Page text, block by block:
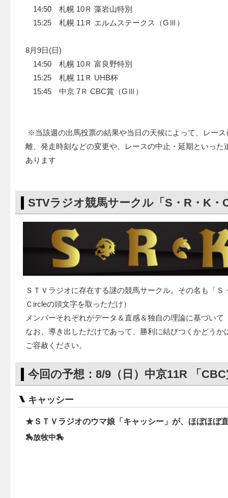
14:50 札幌 10Ｒ 藻岩山特別
15:25 札幌 11Ｒ エルムステークス（GⅢ）
8月9日(日)
14:50 札幌 10Ｒ 富良野特別
15:25 札幌 11Ｒ UHB杯
15:45 中京 7Ｒ CBC賞（GⅢ）
※当該週の出馬投票の結果や当日の天候によって、レー
離、発走時刻などの変更や、レースの中止・延期といっ
あります
STVラジオ競馬サークル「S・R・K・
ＳＴＶラジオに存在する謎の競馬サークル。その名も「Ｓ
Ｃircleの頭文字を取っただけ）
メンバーそれぞれがデータ＆直感＆独自の理論に基づい
なお、導き出しただけであって、勝利に結びつくかどう
ご容赦ください。
今回の予想：8/9（日）中京11R 「
キャッシー
★ＳＴＶラジオのウマ娘「キャッシー」が、ほぼほぼ
🏇放牧中🏇